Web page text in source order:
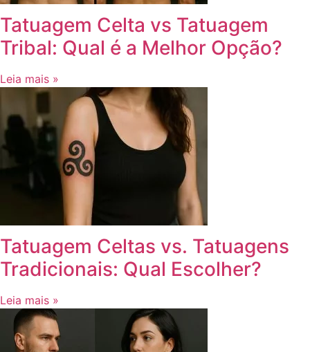
Tatuagem Celta vs Tatuagem
Tribal: Qual é a Melhor Opção?
Leia mais »
Tatuagem Celtas vs. Tatuagens
Tradicionais: Qual Escolher?
Leia mais »